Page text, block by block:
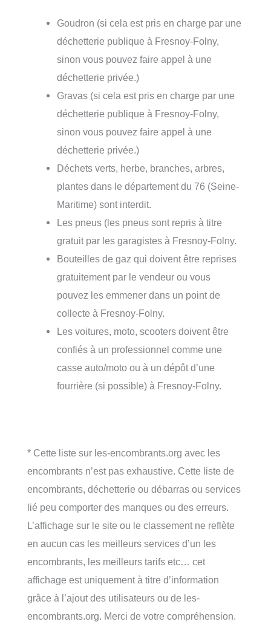
Goudron (si cela est pris en charge par une
déchetterie publique à Fresnoy-Folny,
sinon vous pouvez faire appel à une
déchetterie privée.)
Gravas (si cela est pris en charge par une
déchetterie publique à Fresnoy-Folny,
sinon vous pouvez faire appel à une
déchetterie privée.)
Déchets verts, herbe, branches, arbres,
plantes dans le département du 76 (Seine-
Maritime) sont interdit.
Les pneus (les pneus sont repris à titre
gratuit par les garagistes à Fresnoy-Folny.
Bouteilles de gaz qui doivent être reprises
gratuitement par le vendeur ou vous
pouvez les emmener dans un point de
collecte à Fresnoy-Folny.
Les voitures, moto, scooters doivent être
confiés à un professionnel comme une
casse auto/moto ou à un dépôt d’une
fourrière (si possible) à Fresnoy-Folny.
* Cette liste sur les-encombrants.org avec les
encombrants n’est pas exhaustive. Cette liste de
encombrants, déchetterie ou débarras ou services
lié peu comporter des manques ou des erreurs.
L’affichage sur le site ou le classement ne reflète
en aucun cas les meilleurs services d’un les
encombrants, les meilleurs tarifs etc… cet
affichage est uniquement à titre d’information
grâce à l’ajout des utilisateurs ou de les-
encombrants.org. Merci de votre compréhension.